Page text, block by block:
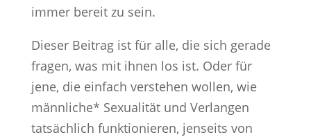
immer bereit zu sein.
Dieser Beitrag ist für alle, die sich gerade
fragen, was mit ihnen los ist. Oder für
jene, die einfach verstehen wollen, wie
männliche* Sexualität und Verlangen
tatsächlich funktionieren, jenseits von